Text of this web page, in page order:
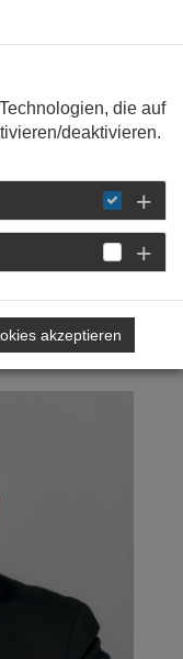
die auf
deaktivieren.
akzeptieren